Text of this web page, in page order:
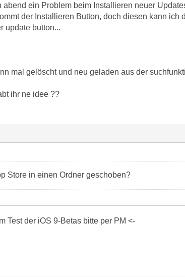
abend ein Problem beim Installieren neuer
der Installieren Button, doch diesen kann
update button...
mal gelöscht und neu geladen aus der
ihr ne idee ??
Store in einen Ordner geschoben?
Test der iOS 9-Betas bitte per PM <-